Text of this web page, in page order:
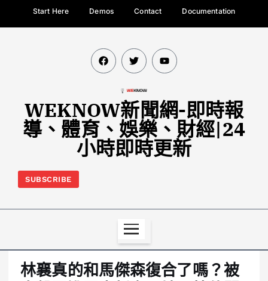
Start Here Demos Contact Documentation
WEKNOW新聞網-即時報
導、體育、娛樂、財經|24
小時即時更新
SUBSCRIBE
林襄真的和馬傑森復合了嗎？被